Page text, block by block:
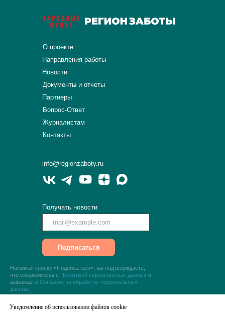
Уведомление об использовании файлов cookie
info@regionzaboty.ru
Вопрос-Ответ
О проекте
Партнеры
Журналистам
Направления работы
Новости
Контакты
Документы и отчеты
Нажимая кнопку «Подписаться», вы подтверждаете,
что ознакомлены с Политикой персональных данных и
выражаете Согласие на обработку персональных
данных
Получать новости
Подписаться